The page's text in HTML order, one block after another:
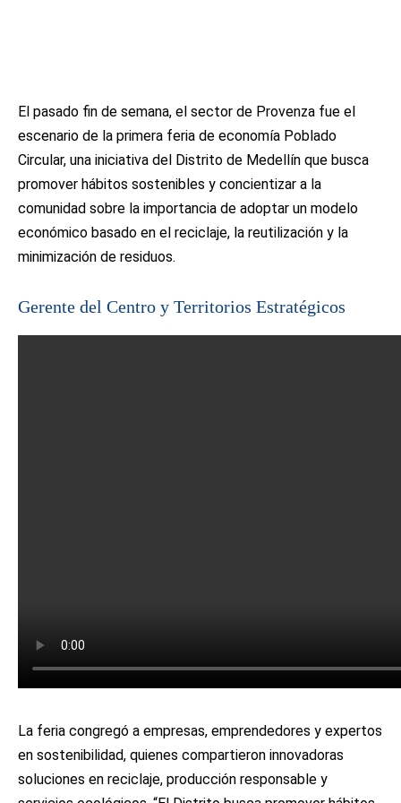
El pasado fin de semana, el sector de Provenza fue el
escenario de la primera feria de economía Poblado
Circular, una iniciativa del Distrito de Medellín que busca
promover hábitos sostenibles y concientizar a la
comunidad sobre la importancia de adoptar un modelo
económico basado en el reciclaje, la reutilización y la
minimización de residuos.
Gerente del Centro y Territorios Estratégicos
La feria congregó a empresas, emprendedores y expertos
en sostenibilidad, quienes compartieron innovadoras
soluciones en reciclaje, producción responsable y